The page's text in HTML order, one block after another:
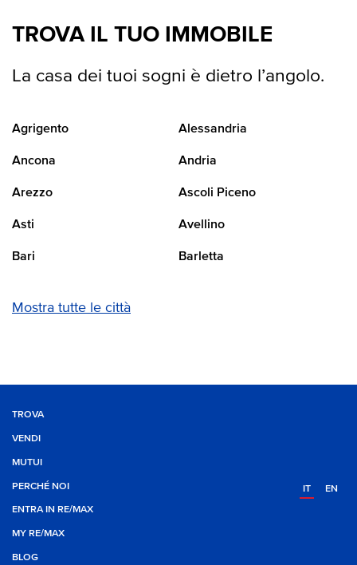
TROVA IL TUO IMMOBILE
La casa dei tuoi sogni è dietro l’angolo.
Agrigento Alessandria
Ancona Andria
Arezzo Ascoli Piceno
Asti Avellino
Bari Barletta
Mostra tutte le città
TROVA
VENDI
MUTUI
PERCHÉ NOI
ENTRA IN RE/MAX
MY RE/MAX
BLOG
IT EN